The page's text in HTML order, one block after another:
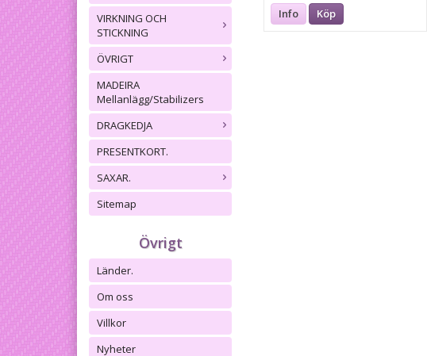
VIRKNING OCH
STICKNING
ÖVRIGT
MADEIRA
Mellanlägg/Stabilizers
DRAGKEDJA
PRESENTKORT.
SAXAR.
Sitemap
Övrigt
Länder.
Om oss
Villkor
Nyheter
Info Köp